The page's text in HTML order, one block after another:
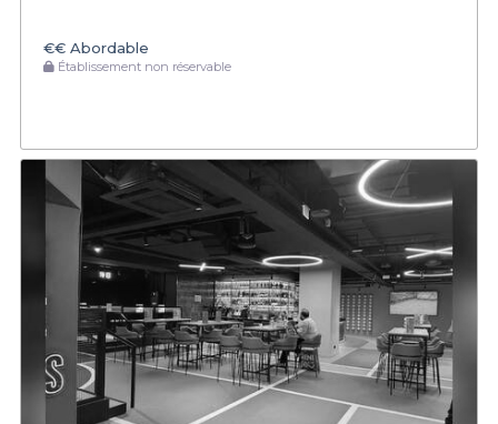
€€ Abordable
Établissement non réservable